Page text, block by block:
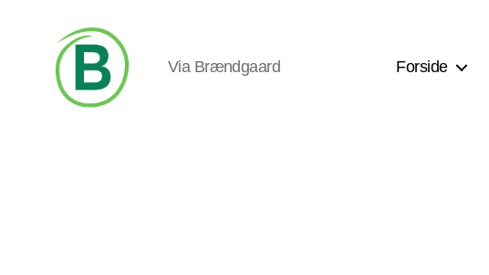
Via Brændgaard Forside